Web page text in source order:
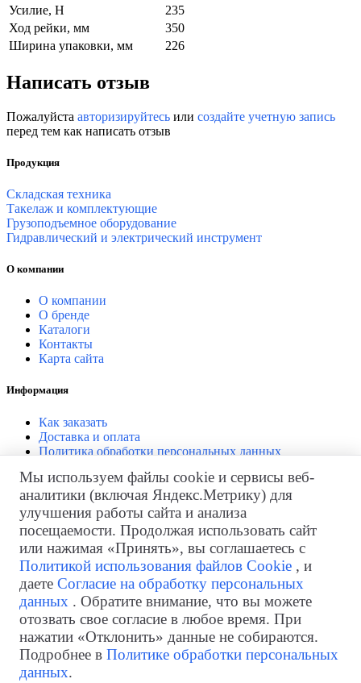
Усилие, Н
235
Ход рейки, мм
350
Ширина упаковки, мм
226
Написать отзыв
Пожалуйста авторизируйтесь или создайте учетную запись
перед тем как написать отзыв
Продукция
Складская техника
Такелаж и комплектующие
Грузоподъемное оборудование
Гидравлический и электрический инструмент
О компании
О компании
О бренде
Каталоги
Контакты
Карта сайта
Информация
Как заказать
Доставка и оплата
Политика обработки персональных данных
Личный кабинет
Личный кабинет
История заказов
Закладки
Рассылка
Возврат товара
Телефон +7 (499) 322-98-97
для звонков из Казахстана:+7 (717) 269-69-54
Электронная почта
Мы используем файлы cookie и сервисы веб-
аналитики (включая Яндекс.Метрику) для
улучшения работы сайта и анализа
посещаемости. Продолжая использовать сайт
или нажимая «Принять», вы соглашаетесь с
Политикой использования файлов Cookie , и
даете Согласие на обработку персональных
данных . Обратите внимание, что вы можете
отозвать свое согласие в любое время. При
нажатии «Отклонить» данные не собираются.
Подробнее в Политике обработки персональных
данных.